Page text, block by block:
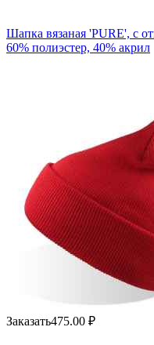
Шапка вязаная 'PURE', с
60% полиэстер, 40% акрил
Заказать475.00 ₽